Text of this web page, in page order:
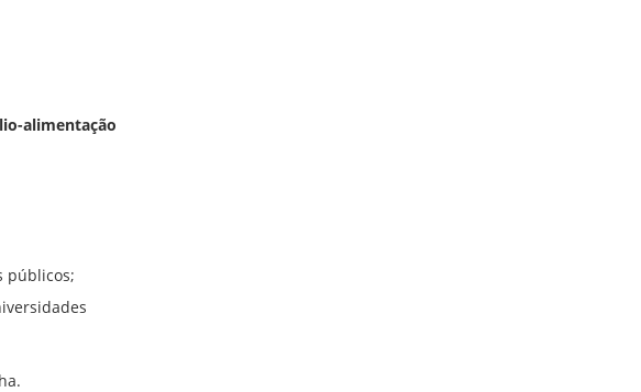
alimentação
públicos;